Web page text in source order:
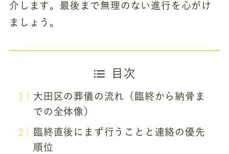
介します。最後まで無理のない進行を心がけ
ましょう。
目次
大田区の葬儀の流れ（臨終から納骨ま
での全体像）
臨終直後にまず行うことと連絡の優先
順位